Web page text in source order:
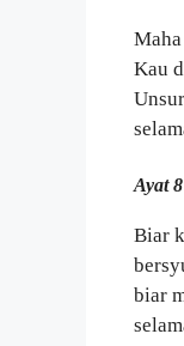
Kau
Ayat
Biar
biar